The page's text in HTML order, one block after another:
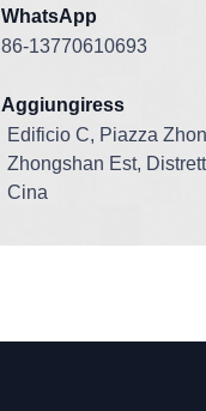
86-13770610693
WhatsApp
Aggiungiress
Edificio C, Piazza
Zhongshan Est,
Cina